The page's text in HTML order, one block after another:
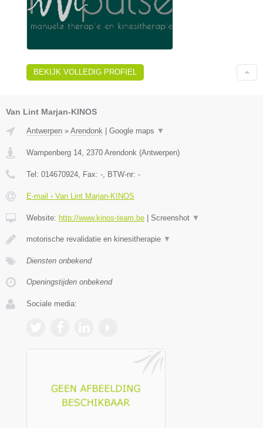
BEKIJK VOLLEDIG PROFIEL
Van Lint Marjan-KINOS
Antwerpen » Arendonk Google maps ▼
Wampenberg 14, 2370 Arendonk (Antwerpen)
Tel: 014670924, Fax: -, BTW-nr: -
E-mail › Van Lint Marjan-KINOS
Website: http://www.kinos-team.be Screenshot ▼
motorische revalidatie en kinesitherapie ▼
Diensten onbekend
Openingstijden onbekend
Sociale media: